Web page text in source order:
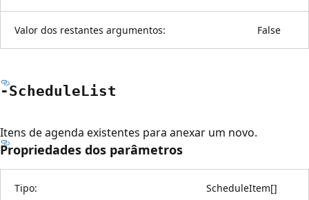
Valor dos restantes argumentos: False
-ScheduleList
Itens de agenda existentes para anexar um novo.
Propriedades dos parâmetros
Tipo: ScheduleItem[]